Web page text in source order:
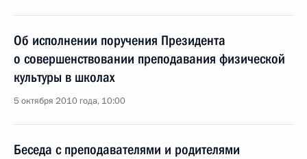
Об исполнении поручения Президента
о совершенствовании преподавания физической
культуры в школах
5 октября 2010 года, 10:00
Беседа с преподавателями и родителями